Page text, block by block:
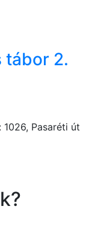
tábor 2.
1026, Pasaréti út